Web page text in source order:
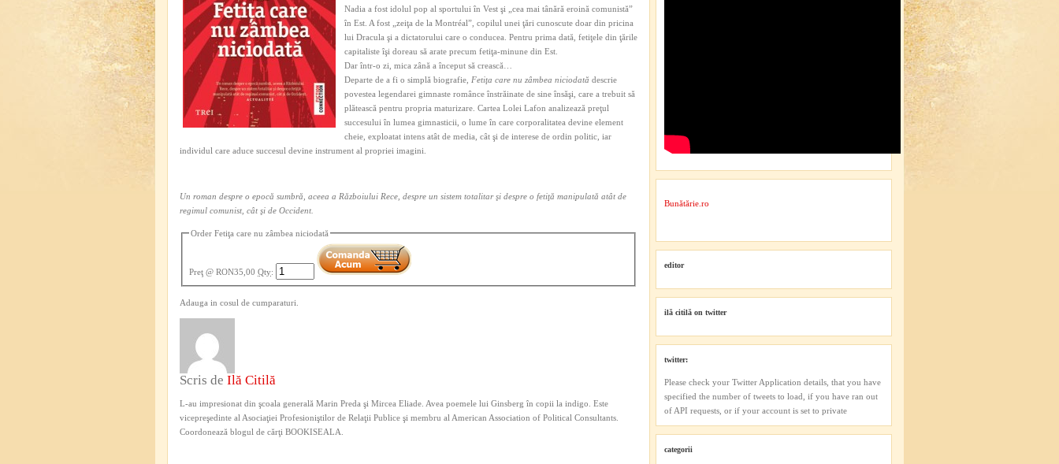
Nadia a fost idolul pop al sportului în Vest şi „cea mai tânără eroină comunistă”
în Est. A fost „zeiţa de la Montréal”, copilul unei ţări cunoscute doar din pricina
lui Dracula şi a dictatorului care o conducea. Pentru prima dată, fetiţele din ţările
capitaliste îşi doreau să arate precum fetiţa-minune din Est.
Dar într-o zi, mica zână a început să crească…
Departe de a fi o simplă biografie, Fetiţa care nu zâmbea niciodată descrie
povestea legendarei gimnaste românce înstrăinate de sine însăşi, care a trebuit să
plătească pentru propria maturizare. Cartea Lolei Lafon analizează preţul
succesului în lumea gimnasticii, o lume în care corporalitatea devine element
cheie, exploatat intens atât de media, cât şi de interese de ordin politic, iar
individul care aduce succesul devine instrument al propriei imagini.
Un roman despre o epocă sumbră, aceea a Războiului Rece, despre un sistem totalitar şi despre o fetiţă manipulată atât de
regimul comunist, cât şi de Occident.
Order Fetiţa care nu zâmbea niciodată
Preţ @ RON35,00 Qty:
Adauga in cosul de cumparaturi.
Scris de Ilă Citilă
L-au impresionat din şcoala generală Marin Preda şi Mircea Eliade. Avea poemele lui Ginsberg în copii la indigo. Este
vicepreşedinte al Asociaţiei Profesioniştilor de Relaţii Publice şi membru al American Association of Political Consultants.
Coordonează blogul de cărţi BOOKISEALA.
Bunătărie.ro
editor
ilă citilă on twitter
twitter:
Please check your Twitter Application details, that you have
specified the number of tweets to load, if you have ran out
of API requests, or if your account is set to private
categorii